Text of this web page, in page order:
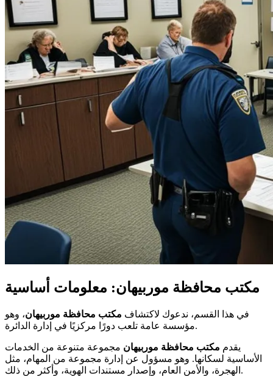
مكتب محافظة موربيهان: معلومات أساسية
في هذا القسم، ندعوك لاكتشاف مكتب محافظة موربيهان، وهو
مؤسسة عامة تلعب دورًا مركزيًا في إدارة الدائرة.
يقدم مكتب محافظة موربيهان مجموعة متنوعة من الخدمات
الأساسية لسكانها. وهو مسؤول عن إدارة مجموعة من المهام، مثل
الهجرة، والأمن العام، وإصدار مستندات الهوية، وأكثر من ذلك.